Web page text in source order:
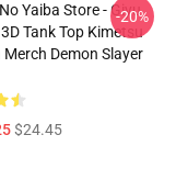
Yaiba Store - Giyu
Tank Top Kimetsu
Merch Demon Slayer
$24.45
-20%